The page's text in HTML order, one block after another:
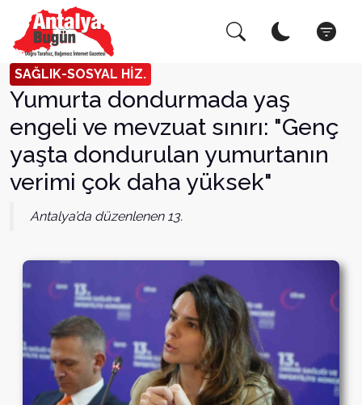
SAĞLIK-SOSYAL HİZ.
Yumurta dondurmada yaş
engeli ve mevzuat sınırı: "Genç
yaşta dondurulan yumurtanın
verimi çok daha yüksek"
Antalya’da düzenlenen 13.
Arama Yap! Kapat